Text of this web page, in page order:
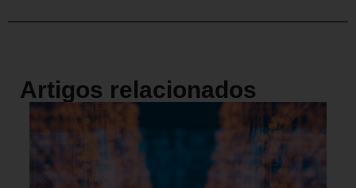
Artigos relacionados